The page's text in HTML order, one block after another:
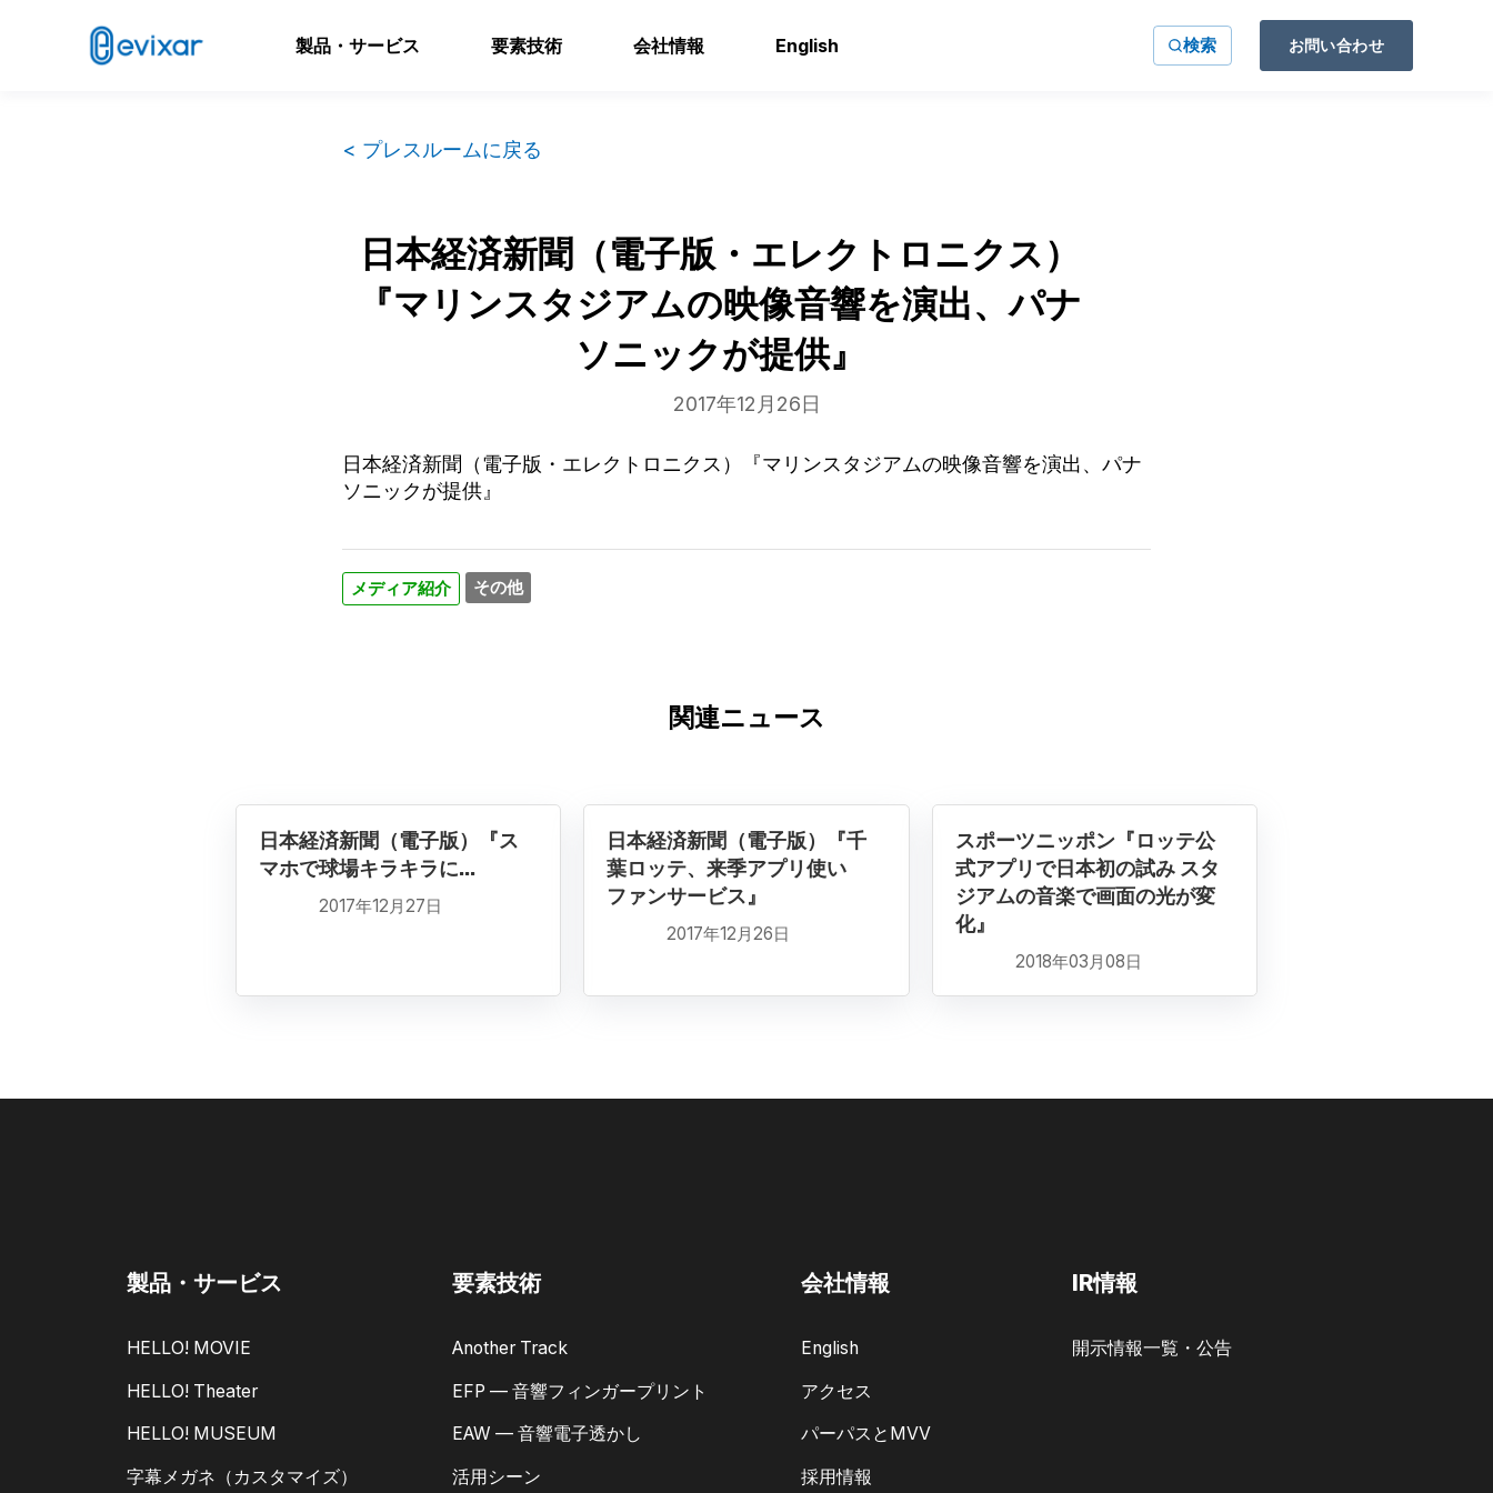
製品・サービス 要素技術 会社情報 English 検索 お問い合わせ
< プレスルームに戻る
日本経済新聞（電子版・エレクトロニクス）
『マリンスタジアムの映像音響を演出、パナ
ソニックが提供』
2017年12月26日
日本経済新聞（電子版・エレクトロニクス）『マリンスタジアムの映像音響を演出、パナ
ソニックが提供』
メディア紹介 その他
関連ニュース
日本経済新聞（電子版）『ス
マホで球場キラキラに...
2017年12月27日
日本経済新聞（電子版）『千
葉ロッテ、来季アプリ使い
ファンサービス』
2017年12月26日
スポーツニッポン『ロッテ公
式アプリで日本初の試み スタ
ジアムの音楽で画面の光が変
化』
2018年03月08日
製品・サービス
HELLO! MOVIE
HELLO! Theater
HELLO! MUSEUM
字幕メガネ（カスタマイズ）
要素技術
Another Track
EFP — 音響フィンガープリント
EAW — 音響電子透かし
活用シーン
会社情報
English
アクセス
パーパスとMVV
採用情報
IR情報
開示情報一覧・公告